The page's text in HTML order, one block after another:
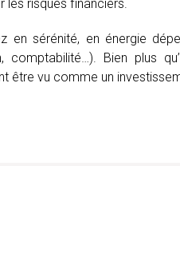
risques financiers.
en sérénité, en énergie
comptabilité…). Bien plus
être vu comme un